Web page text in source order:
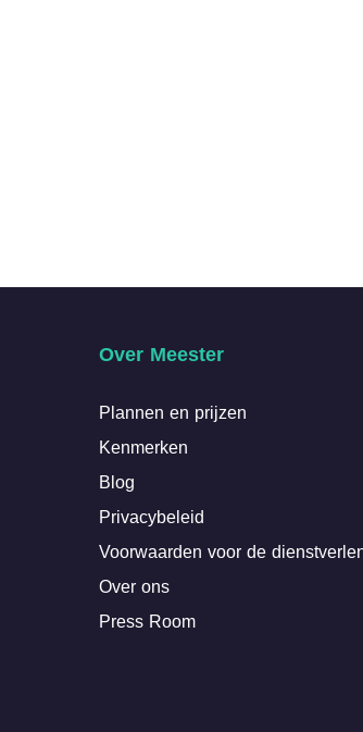
Over Meester
Plannen en prijzen
Kenmerken
Blog
Privacybeleid
Voorwaarden voor de
Over ons
Press Room